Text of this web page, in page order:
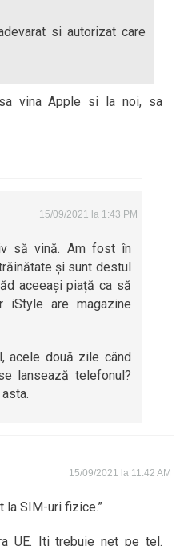
si autorizat care
vina Apple si la noi, sa
15/09/2021 la 1:43 PM
să vină. Am fost în
și sunt destul
aceeași piață ca să
iStyle are magazine
acele două zile când
lansează telefonul?
15/09/2021 la 11:42 AM
la SIM-uri fizice.”
UE. Iti trebuie net pe tel.